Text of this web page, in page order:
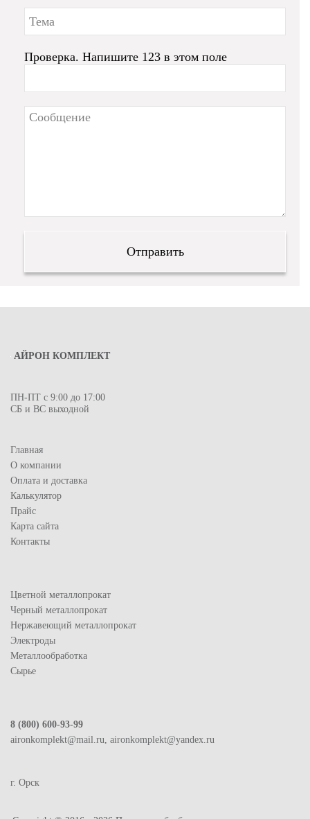
Проверка. Напишите 123 в этом поле
АЙРОН КОМПЛЕКТ
ПН-ПТ с 9:00 до 17:00
СБ и ВС выходной
Главная
О компании
Оплата и доставка
Калькулятор
Прайс
Карта сайта
Контакты
Цветной металлопрокат
Черный металлопрокат
Нержавеющий металлопрокат
Электроды
Металлообработка
Сырье
8 (800) 600-93-99
aironkomplekt@mail.ru, aironkomplekt@yandex.ru
г. Орск